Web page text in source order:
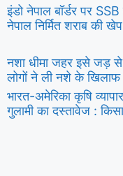
इंडो नेपाल बॉर्डर पर SSB
नेपाल निर्मित शराब की
नशा धीमा जहर इसे जड़
लोगों ने ली नशे के
भारत-अमेरिका कृषि
गुलामी का दस्तावेज :